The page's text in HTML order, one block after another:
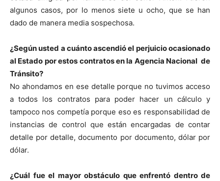
algunos casos, por lo menos siete u ocho, que se han
dado de manera media sospechosa.
¿Según usted a cuánto ascendió el perjuicio ocasionado
al Estado por estos contratos en la Agencia Nacional de
Tránsito?
No ahondamos en ese detalle porque no tuvimos acceso
a todos los contratos para poder hacer un cálculo y
tampoco nos competía porque eso es responsabilidad de
instancias de control que están encargadas de contar
detalle por detalle, documento por documento, dólar por
dólar.
¿Cuál fue el mayor obstáculo que enfrentó dentro de